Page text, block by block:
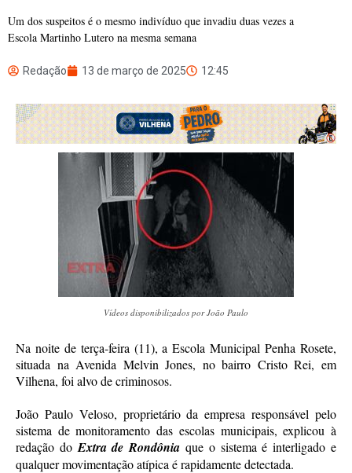
Um dos suspeitos é o mesmo indivíduo que invadiu duas vezes a
Escola Martinho Lutero na mesma semana
Redação 13 de março de 2025 12:45
Vídeos disponibilizados por João Paulo
Na noite de terça-feira (11), a Escola Municipal Penha Rosete,
situada na Avenida Melvin Jones, no bairro Cristo Rei, em
Vilhena, foi alvo de criminosos.
João Paulo Veloso, proprietário da empresa responsável pelo
sistema de monitoramento das escolas municipais, explicou à
redação do Extra de Rondônia que o sistema é interligado e
qualquer movimentação atípica é rapidamente detectada.